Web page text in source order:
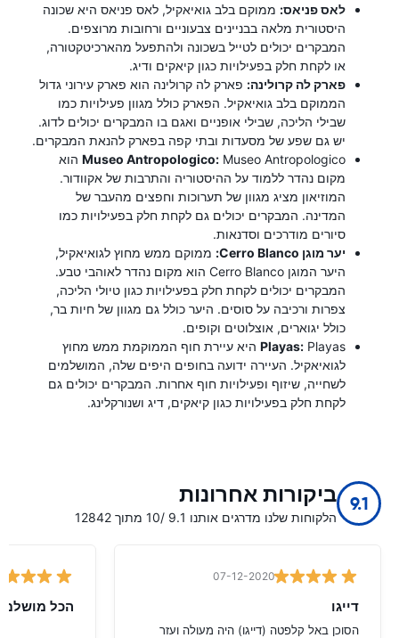
לאס פניאס: ממוקם בלב גואיאקיל, לאס פניאס היא שכונה
היסטורית מלאה בבניינים צבעוניים ורחובות מרוצפים.
המבקרים יכולים לטייל בשכונה ולהתפעל מהארכיטקטורה,
או לקחת חלק בפעילויות כגון קיאקים ודיג.
פארק לה קרולינה: פארק לה קרולינה הוא פארק עירוני גדול
הממוקם בלב גואיאקיל. הפארק כולל מגוון פעילויות כמו
שבילי הליכה, שבילי אופניים ואגם בו המבקרים יכולים לדוג.
יש גם שפע של מסעדות ובתי קפה בפארק להנאת המבקרים.
Museo Antropologico: Museo Antropologico הוא
מקום נהדר ללמוד על ההיסטוריה והתרבות של אקוודור.
המוזיאון מציג מגוון של תערוכות וחפצים מהעבר של
המדינה. המבקרים יכולים גם לקחת חלק בפעילויות כמו
סיורים מודרכים וסדנאות.
יער מוגן Cerro Blanco:
ממוקם ממש מחוץ לגואיאקיל,
היער המוגן Cerro Blanco הוא מקום נהדר לאוהבי טבע.
המבקרים יכולים לקחת חלק בפעילויות כגון טיולי הליכה,
צפרות ורכיבה על סוסים. היער כולל גם מגוון של חיות בר,
כולל יגוארים, אוצלוטים וקופים.
Playas: Playas היא עיירת חוף הממוקמת ממש מחוץ
לגואיאקיל. העיירה ידועה בחופים היפים שלה, המושלמים
לשחייה, שיזוף ופעילויות חוף אחרות. המבקרים יכולים גם
לקחת חלק בפעילויות כגון קיאקים, דיג ושנורקלינג.
9.1 ביקורות אחרונות
הלקוחות שלנו מדרגים אותנו 9.1 /10 מתוך 12842
07-12-2020
דייגו
הסוכן באל קלפטה (דייגו) היה מעולה ועזר
הכל מושלם